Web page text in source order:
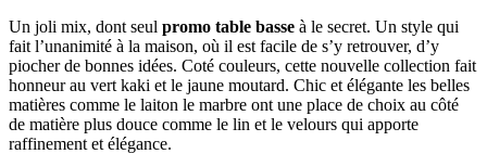
Un joli mix, dont seul promo table basse à le secret. Un style qui
fait l’unanimité à la maison, où il est facile de s’y retrouver, d’y
piocher de bonnes idées. Coté couleurs, cette nouvelle collection fait
honneur au vert kaki et le jaune moutard. Chic et élégante les belles
matières comme le laiton le marbre ont une place de choix au côté
de matière plus douce comme le lin et le velours qui apporte
raffinement et élégance.